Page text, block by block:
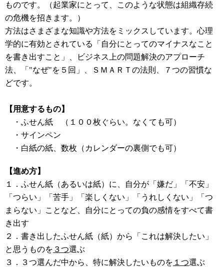
ものです。（起業家にとって、このような状態は組織存続
の危機を招きます。）
方法はさまざまな知識や方法をミックスしています。心理
学的に有効とされている「自分にとってのマイナスなこと
を書き出すこと」、ビジネス上の問題解決のアプローチ
法、「"なぜ"を５回」、ＳＭＡＲＴの法則、７つの習慣な
どです。
【用意するもの】
・ふせん紙 （１００枚ぐらい。なくても可）
・サインペン
・白紙の紙、数枚（カレンダーの裏側でも可）
【進め方】
１．ふせん紙（あるいは紙）に、自分が「嫌だ」「不安」
「つらい」「苦手」「楽しくない」「うれしくない」「つ
まらない」ことなど、自分にとっての負の感情をすべて書
き出す
２．書き出したふせん紙（紙）から「これは解決したい」
と思うものを ３つ選ぶ
３．３つ選んだ中から、特に解決したいものを １つ選ぶ